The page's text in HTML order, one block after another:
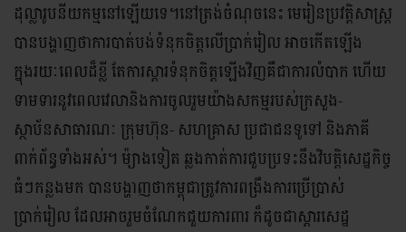
ដុល្លារូបនីយកម្មនៅឡើយទេ។នៅត្រង់ចំណុចនេះ មេរៀនប្រវត្តិសាស្ត្រ
បានបង្ហាញថាការបាត់បង់ទំនុកចិត្តលើប្រាក់រៀល អាចកើតឡើង
ក្នុងរយៈពេលដ៏ខ្លី តែការស្តារទំនុកចិត្តឡើងវិញគឺជាការលំបាក ហើយ
ទាមទារនូវពេលវេលានិងការចូលរួមយ៉ាងសកម្មរបស់ក្រសួង-
ស្ថាប័នសាធារណៈ ក្រុមហ៊ុន- សហគ្រាស ប្រជាជនទូទៅ និងភាគី
ពាក់ព័ន្ធទាំងអស់។ ម៉្យាងទៀត ឆ្លងកាត់ការជួបប្រទះនឹងវិបត្តិសេដ្ឋកិច្ច
ធំៗកន្លងមក បានបង្ហាញថាកម្ពុជាត្រូវការពង្រឹងការប្រើប្រាស់
ប្រាក់រៀល ដែលអាចរួមចំណែកជួយការពារ ក៏ដូចជាស្តារសេដ្ឋ